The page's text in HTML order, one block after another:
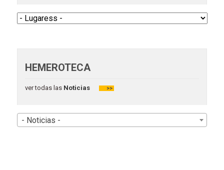
HEMEROTECA
ver todas lasNoticias >>
- Noticias -